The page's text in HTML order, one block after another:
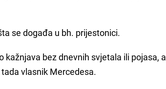
se događa u bh. prijestonici.
kažnjava bez dnevnih svjetala ili pojasa, a
vlasnik Mercedesa.